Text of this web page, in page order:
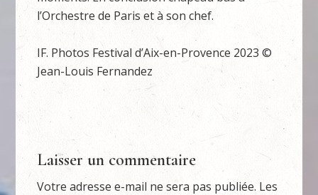
l’Orchestre de Paris et à son chef.
IF. Photos Festival d’Aix-en-Provence 2023 ©
Jean-Louis Fernandez
Laisser un commentaire
Votre adresse e-mail ne sera pas publiée. Les